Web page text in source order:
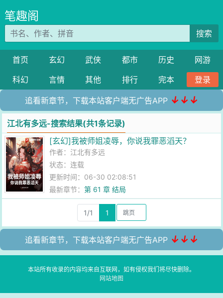
笔趣阁
搜索
首页 玄幻 武侠 都市 历史
网游
科幻
言情 其他 排行 完本 登录
追看新章节，下载本站客户端无广告APP ↓↓↓
江北有多远-搜索结果(共1条记录)
[玄幻]我被师姐凌辱，你说我罪恶滔天？
作者： 江北有多远
状态：连载
更新时间：06-30 02:08:51
最新章节：第 61 章 结局
1/1 1
追看新章节，下载本站客户端无广告APP ↓↓↓
本站所有收录的内容均来自互联网，如有侵权我们将尽快删除。
网站地图